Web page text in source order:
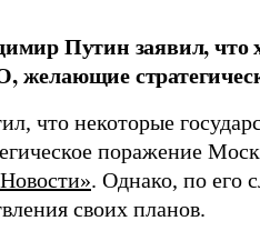
Путин заявил, что
желающие
что некоторые
поражение
. Однако, по его
своих планов.